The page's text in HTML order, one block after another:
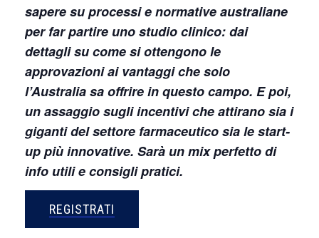
sapere su processi e normative australiane
per far partire uno studio clinico: dai
dettagli su come si ottengono le
approvazioni ai vantaggi che solo
l’Australia sa offrire in questo campo. E poi,
un assaggio sugli incentivi che attirano sia i
giganti del settore farmaceutico sia le start-
up più innovative. Sarà un mix perfetto di
info utili e consigli pratici.
REGISTRATI